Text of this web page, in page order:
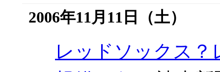
2006年11月11日（土）
レッドソックス